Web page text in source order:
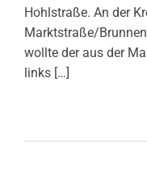
Hohlstraße. An der
Marktstraße/
wollte der aus der
links […]